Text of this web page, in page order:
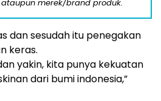
merek/brand produk.
dan sesudah itu penegakan
keras.
yakin, kita punya kekuatan
dari bumi indonesia,”